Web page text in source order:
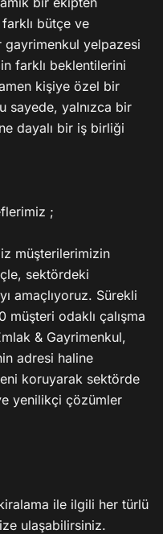
bütçe ve
yelpazesi
farklı beklentilerini
kişiye özel bir
sayede, yalnızca bir
dayalı bir iş birliği
;
müşterilerimizin
sektördeki
amaçlıyoruz. Sürekli
odaklı çalışma
& Gayrimenkul,
adresi haline
koruyarak sektörde
yenilikçi çözümler
ile ilgili her türlü
ulaşabilirsiniz.